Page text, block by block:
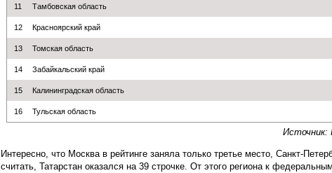
11 Тамбовская область
12 Красноярский край
13 Томская область
14 Забайкальский край
15 Калининградская область
16 Тульская область
Источник:
Интересно, что Москва в рейтинге заняла только третье место, Санкт-
считать, Татарстан оказался на 39 строчке. От этого региона к